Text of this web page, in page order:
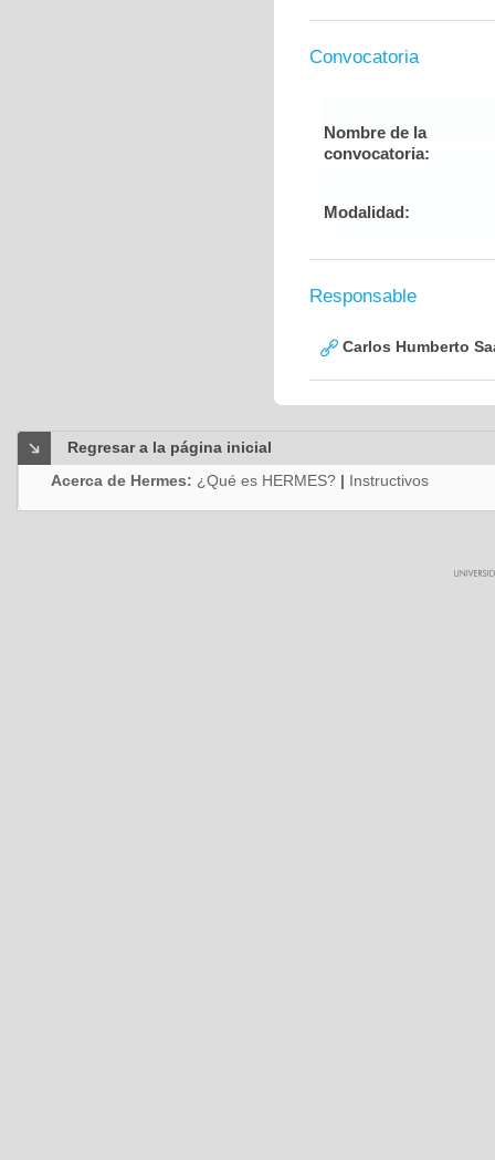
Convocatoria
Nombre de la
convocatoria:
Modalidad:
Responsable
Carlos Humberto
Regresar a la página inicial
Acerca de Hermes: ¿Qué es HERMES? | Instructivos